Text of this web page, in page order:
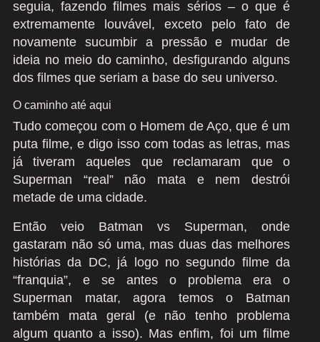
seguia, fazendo filmes mais sérios – o que é
extremamente louvável, exceto pelo fato de
novamente sucumbir a pressão e mudar de
ideia no meio do caminho, desfigurando alguns
dos filmes que seriam a base do seu universo.
O caminho até aqui
Tudo começou com o Homem de Aço, que é um
puta filme, e digo isso com todas as letras, mas
já tiveram aqueles que reclamaram que o
Superman “real” não mata e nem destrói
metade de uma cidade.
Então veio Batman vs Superman, onde
gastaram não só uma, mas duas das melhores
histórias da DC, já logo no segundo filme da
“franquia”, e se antes o problema era o
Superman matar, agora temos o Batman
também mata geral (e não tenho problema
algum quanto a isso). Mas enfim, foi um filme